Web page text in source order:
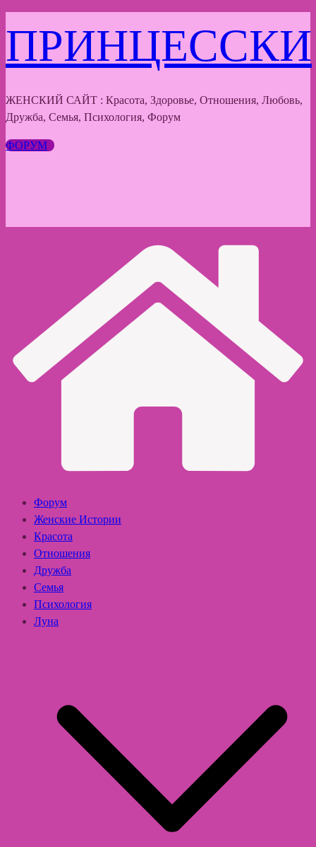
к
содержимому
ПРИНЦЕССКИ
ЖЕНСКИЙ САЙТ : Красота, Здоровье, Отношения, Любовь,
Дружба, Семья, Психология, Форум
ФОРУМ
Форум
Женские Истории
Красота
Отношения
Дружба
Семья
Психология
Луна